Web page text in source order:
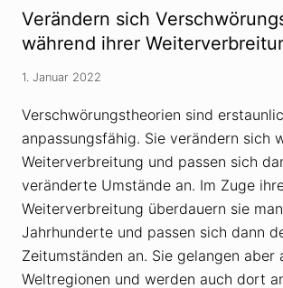
v
e
r
f
ä
l
c
u
n
g
»
n
g
s
h
e
r
e
n
U
S
-
D
e
o
k
a
-
S
k
e
p
i
k
e
r
v
e
b
r
e
i
t
Verändern sich
während ihrer
1. Januar 2022
Verschwörungstheorien sind
anpassungsfähig. Sie verändern sich
Weiterverbreitung und passen sich
veränderte Umstände an. Im Zuge
Weiterverbreitung überdauern sie
Jahrhunderte und passen sich dann
Zeitumständen an. Sie gelangen aber
Weltregionen und werden auch dort